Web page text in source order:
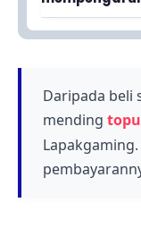
Kode-kode ini
pada
Penggunaan
Disarankan
dahulu
pengalaman
Daripada beli
mending